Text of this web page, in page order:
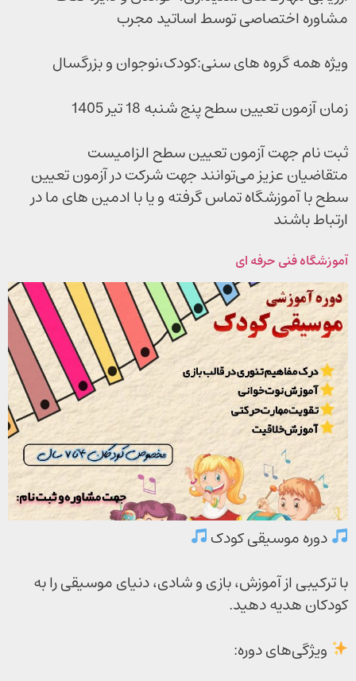
مشاوره اختصاصی توسط اساتید مجرب
ویژه همه گروه های سنی:کودک،نوجوان و بزرگسال
زمان آزمون تعیین سطح پنج شنبه 18 تیر 1405
ثبت نام جهت آزمون تعیین سطح الزامیست
متقاضیان عزیز می‌توانند جهت شرکت در آزمون تعیین
سطح با آموزشگاه تماس گرفته و یا با ادمین های ما در
ارتباط باشند
آموزشگاه فنی حرفه ای
دوره موسیقی کودک
با ترکیبی از آموزش، بازی و شادی، دنیای موسیقی را به
کودکان هدیه دهید.
ویژگی‌های دوره: